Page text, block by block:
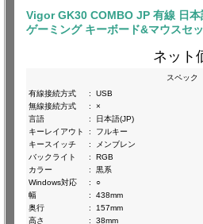
Vigor GK30 COMBO JP 有線 日
ゲーミング キーボード&マウスセ
ネット
スペック
有線接続方式
:
USB
無線接続方式
:
×
言語
:
日本語(JP)
キーレイアウト
:
フルキー
キースイッチ
:
メンブレン
バックライト
:
RGB
カラー
:
黒系
Windows対応
:
○
幅
:
438mm
奥行
:
157mm
高さ
:
38mm